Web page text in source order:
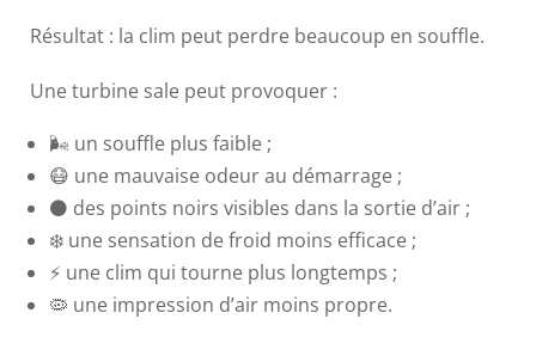
Résultat : la clim peut perdre beaucoup en souffle.
Une turbine sale peut provoquer :
🌬️ un souffle plus faible ;
😷 une mauvaise odeur au démarrage ;
⚫ des points noirs visibles dans la sortie d’air ;
❄️ une sensation de froid moins efficace ;
⚡ une clim qui tourne plus longtemps ;
🦠 une impression d’air moins propre.